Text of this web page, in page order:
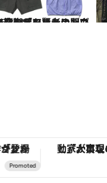
ェア篇】ザ・ノース・フェイスやメレル、ナンガほか、街でもまといたいタフな14品
ッション
ェンダーレスな新作が登場